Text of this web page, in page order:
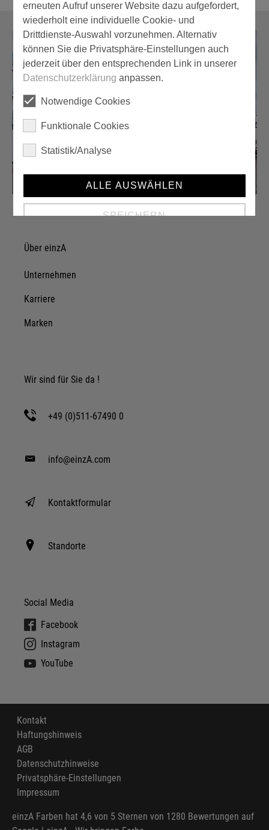
Über einzA
Unternehmen
Karriere
Marken
Wir sind für Sie da !
+49 (0)511-67490 0
info@einzA.com
Kontaktformular
Standorte
Social Media
Facebook
Instagram
YouTube
Kontakt
Haftungshinweis
AGB
Datenschutzhinweise
Privatsphäre-Einstellungen
Impressum
einzA Farben hat 4,6 von 5 Sternen von 1280 Bewertungen auf
erneuten Aufruf unserer Website dazu aufgefordert,
wiederholt eine individuelle Cookie- und
Drittdienste-Auswahl vorzunehmen. Alternativ
können Sie die Privatsphäre-Einstellungen auch
jederzeit über den entsprechenden Link in unserer
Datenschutzerklärung anpassen.
Notwendige Cookies
Funktionale Cookies
Statistik/Analyse
ALLE AUSWÄHLEN
SPEICHERN